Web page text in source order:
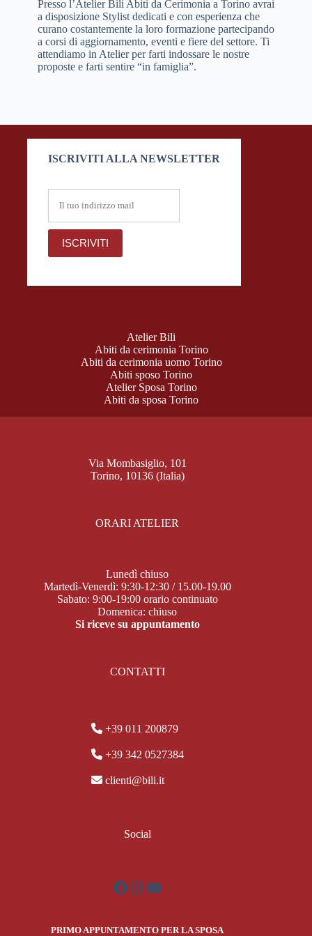
Presso l’Atelier Bili Abiti da Cerimonia a Torino avrai
a disposizione Stylist dedicati e con esperienza che
curano costantemente la loro formazione partecipando
a corsi di aggiornamento, eventi e fiere del settore. Ti
attendiamo in Atelier per farti indossare le nostre
proposte e farti sentire “in famiglia”.
ISCRIVITI ALLA NEWSLETTER
Atelier Bili
Abiti da cerimonia Torino
Abiti da cerimonia uomo Torino
Abiti sposo Torino
Atelier Sposa Torino
Abiti da sposa Torino
Via Mombasiglio, 101
Torino, 10136 (Italia)
ORARI ATELIER
Lunedì chiuso
Martedì-Venerdì: 9:30-12:30 / 15.00-19.00
Sabato: 9:00-19:00 orario continuato
Domenica: chiuso
Si riceve su appuntamento
CONTATTI
+39 011 200879
+39 342 0527384
clienti@bili.it
Social
Facebook
Instagram
YouTube
PRIMO APPUNTAMENTO PER LA SPOSA